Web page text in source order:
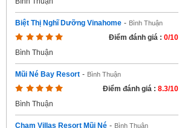
Biệt Thị Nghĩ Dưỡng Vinahome - Bình Thuận
Điểm đánh giá : 0/10
Bình Thuận
Mũi Né Bay Resort - Bình Thuận
Điểm đánh giá : 8.3/10
Bình Thuận
Cham Villas Resort Mũi Né - Bình Thuận